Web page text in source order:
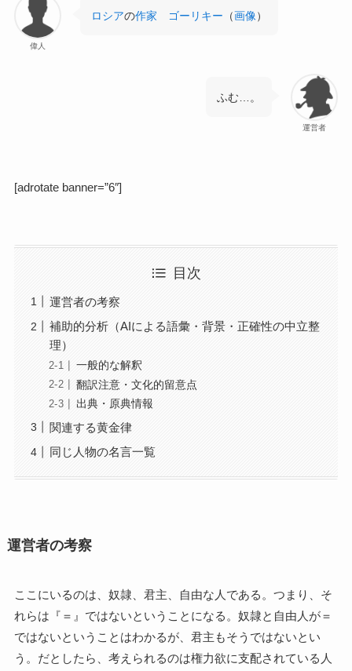
偉人
ロシアの作家 ゴーリキー （画像）
運営者
ふむ…。
[adrotate banner=”6″]
目次
運営者の考察
補助的分析（AIによる語彙・背景・正確性の中立整
理）
一般的な解釈
翻訳注意・文化的留意点
出典・原典情報
関連する黄金律
同じ人物の名言一覧
運営者の考察
ここにいるのは、奴隷、君主、自由な人である。つまり、そ
れらは『＝』ではないということになる。奴隷と自由人が＝
ではないということはわかるが、君主もそうではないとい
う。だとしたら、考えられるのは権力欲に支配されている人